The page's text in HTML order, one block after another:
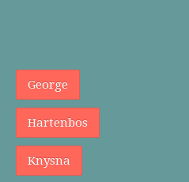
George
Hartenbos
Knysna